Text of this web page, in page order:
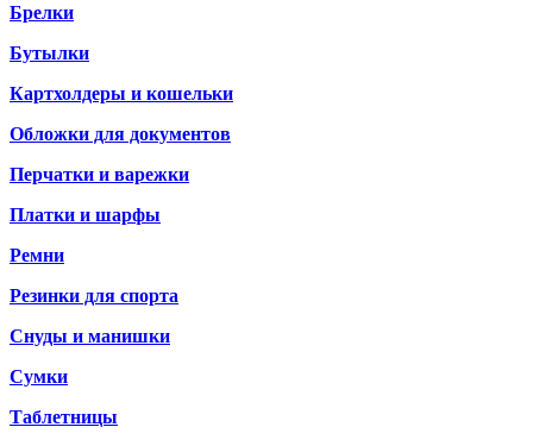
Брелки
Бутылки
Картхолдеры и кошельки
Обложки для документов
Перчатки и варежки
Платки и шарфы
Ремни
Резинки для спорта
Снуды и манишки
Сумки
Таблетницы